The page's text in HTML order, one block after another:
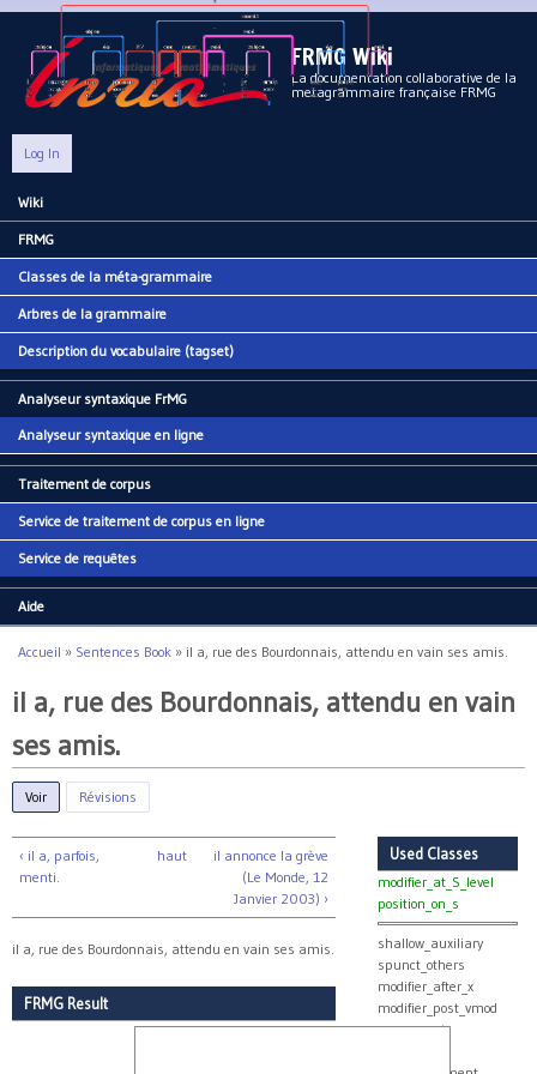
Aller au contenu principal
FRMG Wiki
La documentation collaborative de la
metagrammaire française FRMG
Log In
Main menu
Wiki
FRMG
Classes de la méta-grammaire
Arbres de la grammaire
Description du vocabulaire (tagset)
Analyseur syntaxique FrMG
Analyseur syntaxique en ligne
Traitement de corpus
Service de traitement de corpus en ligne
Service de requêtes
Aide
Vous êtes ici
Accueil » Sentences Book » il a, rue des Bourdonnais, attendu en vain ses amis.
il a, rue des Bourdonnais, attendu en vain
ses amis.
Voir (onglet actif)
Révisions
‹ il a, parfois,
menti.
haut
il annonce la grève
(Le Monde, 12
Janvier 2003) ›
il a, rue des Bourdonnais, attendu en vain ses amis.
FRMG Result
Used Classes
modifier_at_S_level
position_on_s
shallow_auxiliary
spunct_others
modifier_after_x
modifier_post_vmod
agreement